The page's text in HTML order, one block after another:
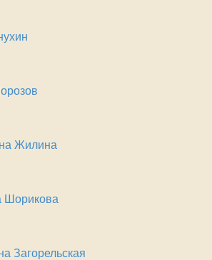
Жилина
Шорикова
Загорельская